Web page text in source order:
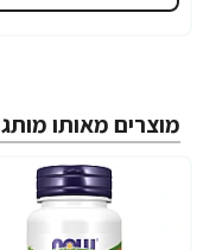
מוצרים מאותו מותג